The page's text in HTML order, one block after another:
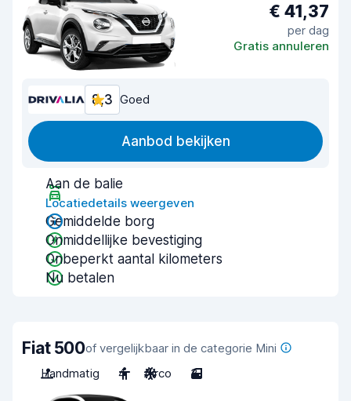
€ 41,37
per dag
Gratis annuleren
8,3 Goed
Aanbod bekijken
Aan de balie
Locatiedetails weergeven
Gemiddelde borg
Onmiddellijke bevestiging
Onbeperkt aantal kilometers
Nu betalen
Fiat 500of vergelijkbaar in de categorie Mini
Handmatig
4 Airco 3